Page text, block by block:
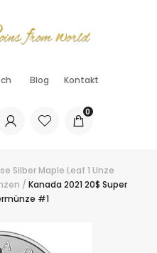
Blog Kontakt
0
Silber Maple Leaf 1 Unze
/ Kanada 2021 20$ Super
#1